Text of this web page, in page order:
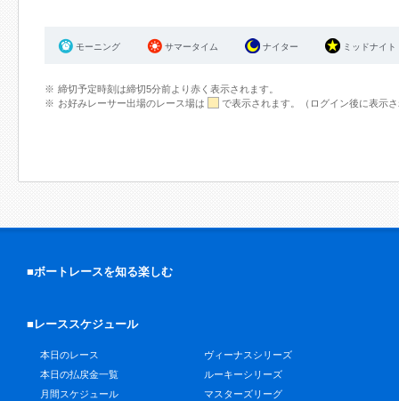
モーニング サマータイム ナイター ミッドナイト
締切予定時刻は締切5分前より赤く表示されます。
お好みレーサー出場のレース場は
で表示されます。（ログイン後に表示
■ボートレースを知る楽しむ
■レーススケジュール
本日のレース
本日の払戻金一覧
月間スケジュール
ヴィーナスシリーズ
ルーキーシリーズ
マスターズリーグ